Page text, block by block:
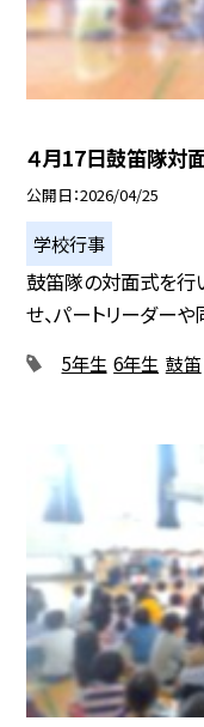
４月17日鼓笛隊対
公開日 2026/04/25
学校行事
鼓笛隊の対面式を行
せ、パートリーダーや
5年生 6年生 鼓笛